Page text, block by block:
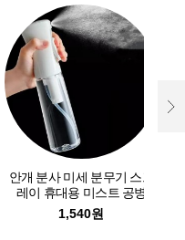
안개 분사 미세 분무기 스프
레이 휴대용 미스트 공병
1,540원